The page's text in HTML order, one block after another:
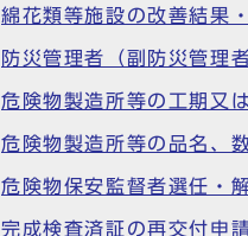
綿花類等施設の改善結果
防災管理者（副防災管理
危険物製造所等の工期又
危険物製造所等の品名、
危険物保安監督者選任・
完成検査済証の再交付申